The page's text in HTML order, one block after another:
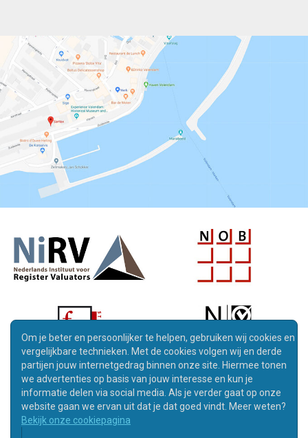
Om je beter en persoonlijker te helpen, gebruiken wij cookies en
vergelijkbare technieken. Met de cookies volgen wij en derde
partijen jouw internetgedrag binnen onze site. Hiermee tonen
we advertenties op basis van jouw interesse en kun je
informatie delen via social media. Als je verder gaat op onze
website gaan we ervan uit dat je dat goed vindt. Meer weten?
Bekijk onze cookiepagina